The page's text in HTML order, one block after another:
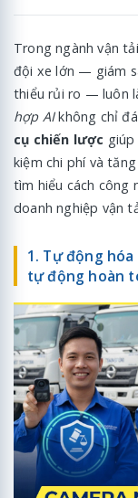
Trong ngành vận
đội xe lớn — giám
thiểu rủi ro — luôn
hợp AIkhông chỉ
cụ chiến lược
kiệm chi phí và
tìm hiểu cách công
doanh nghiệp vận
1. Tự động
tự động hoàn